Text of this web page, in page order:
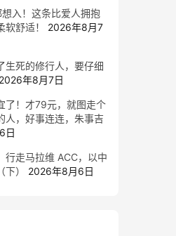
入！这条比爱人拥抱
舒适！
2026年8月7
生死的修行人，要仔细
2026年8月7日
了！才79元，就图走个
人，好事连连，朱事吉
日
行走马拉维 ACC，以中
）
2026年8月6日